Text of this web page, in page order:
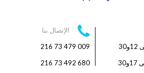
الإتصال بنا
009 479 73 216
680 492 73 216